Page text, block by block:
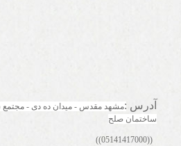
آدرس :
ساختمان صلح
((05141417000))